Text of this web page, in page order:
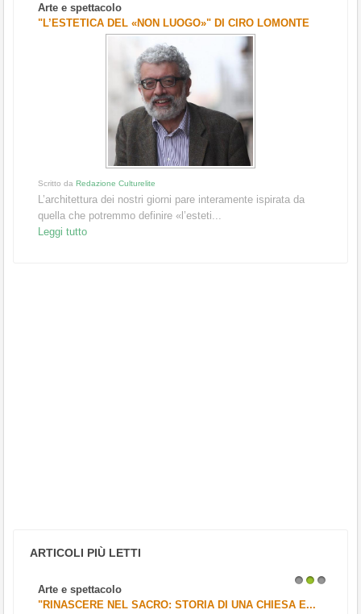
Arte e spettacolo
"L’ESTETICA DEL «NON LUOGO»" DI CIRO LOMONTE
Scritto da Redazione Culturelite
L’architettura dei nostri giorni pare interamente ispirata da
quella che potremmo definire «l’esteti...
Leggi tutto
ARTICOLI PIÙ LETTI
Arte e spettacolo
"RINASCERE NEL SACRO: STORIA DI UNA CHIESA E...